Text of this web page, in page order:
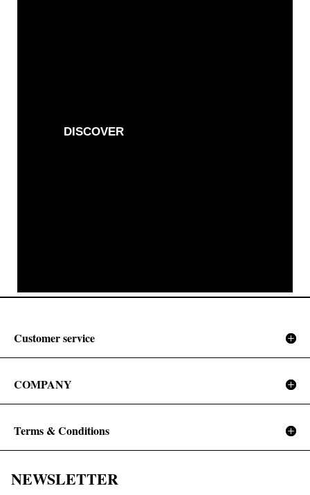
DISCOVER
Customer service
COMPANY
Terms & Conditions
NEWSLETTER